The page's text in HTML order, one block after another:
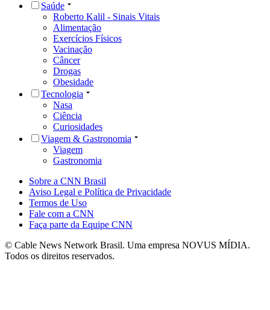
Saúde
Roberto Kalil - Sinais Vitais
Alimentação
Exercícios Físicos
Vacinação
Câncer
Drogas
Obesidade
Tecnologia
Nasa
Ciência
Curiosidades
Viagem & Gastronomia
Viagem
Gastronomia
Sobre a CNN Brasil
Aviso Legal e Política de Privacidade
Termos de Uso
Fale com a CNN
Faça parte da Equipe CNN
© Cable News Network Brasil. Uma empresa NOVUS MÍDIA.
Todos os direitos reservados.